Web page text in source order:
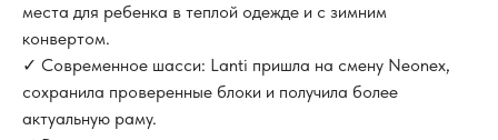
места для ребенка в теплой одежде и с зимним
конвертом.
✓ Современное шасси: Lanti пришла на смену Neonex,
сохранила проверенные блоки и получила более
актуальную раму.